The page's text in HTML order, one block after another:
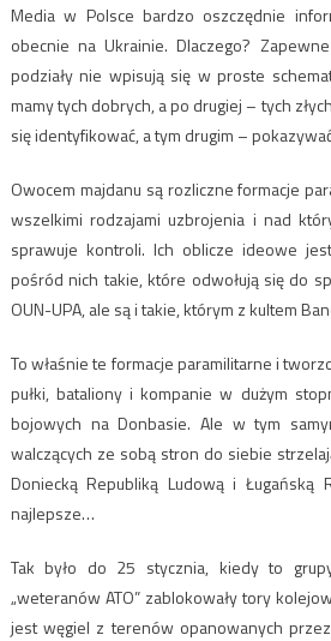
Media w Polsce bardzo oszczędnie
obecnie na Ukrainie. Dlaczego?
podziały nie wpisują się w proste
mamy tych dobrych, a po drugiej – tych
się identyfikować, a tym drugim –
Owocem majdanu są rozliczne formacje
wszelkimi rodzajami uzbrojenia i nad
sprawuje kontroli. Ich oblicze ideowe
pośród nich takie, które odwołują się do
OUN-UPA, ale są i takie, którym z kultem
To właśnie te formacje paramilitarne i
pułki, bataliony i kompanie w dużym
bojowych na Donbasie. Ale w tym
walczących ze sobą stron do siebie
Doniecką Republiką Ludową i Ługańską
najlepsze…
Tak było do 25 stycznia, kiedy to
„weteranów ATO” zablokowały tory
jest węgiel z terenów opanowanych